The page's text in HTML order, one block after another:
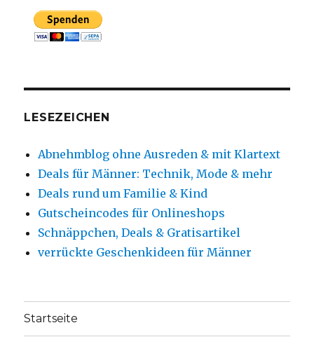
LESEZEICHEN
Abnehmblog ohne Ausreden & mit Klartext
Deals für Männer: Technik, Mode & mehr
Deals rund um Familie & Kind
Gutscheincodes für Onlineshops
Schnäppchen, Deals & Gratisartikel
verrückte Geschenkideen für Männer
Startseite